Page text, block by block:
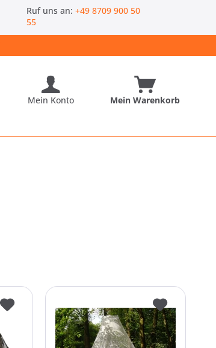
Ruf uns an:+49 8709 900 50
55
Mein Konto Mein Warenkorb